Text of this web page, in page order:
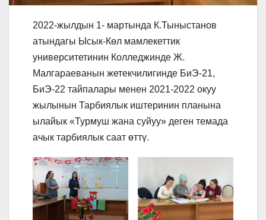
2022-жылдын 1- мартында К.Тыныстанов
атындагы Ысык-Көл мамлекеттик
университетинин Колледжинде Ж.
Малгараеванын жетекчилигинде БиЭ-21,
БиЭ-22 тайпалары менен 2021-2022 окуу
жылынын Тарбиялык иштеринин планына
ылайык «Турмуш жана суйуу» деген темада
ачык тарбиялык саат өттү.